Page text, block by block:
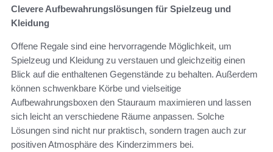
Clevere Aufbewahrungslösungen für Spielzeug und
Kleidung
Offene Regale sind eine hervorragende Möglichkeit, um
Spielzeug und Kleidung zu verstauen und gleichzeitig einen
Blick auf die enthaltenen Gegenstände zu behalten. Außerdem
können schwenkbare Körbe und vielseitige
Aufbewahrungsboxen den Stauraum maximieren und lassen
sich leicht an verschiedene Räume anpassen. Solche
Lösungen sind nicht nur praktisch, sondern tragen auch zur
positiven Atmosphäre des Kinderzimmers bei.